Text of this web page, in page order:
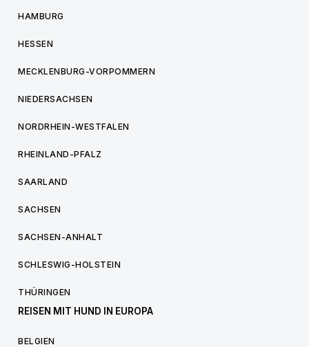
HAMBURG
HESSEN
MECKLENBURG-VORPOMMERN
NIEDERSACHSEN
NORDRHEIN-WESTFALEN
RHEINLAND-PFALZ
SAARLAND
SACHSEN
SACHSEN-ANHALT
SCHLESWIG-HOLSTEIN
THÜRINGEN
REISEN MIT HUND IN EUROPA
BELGIEN